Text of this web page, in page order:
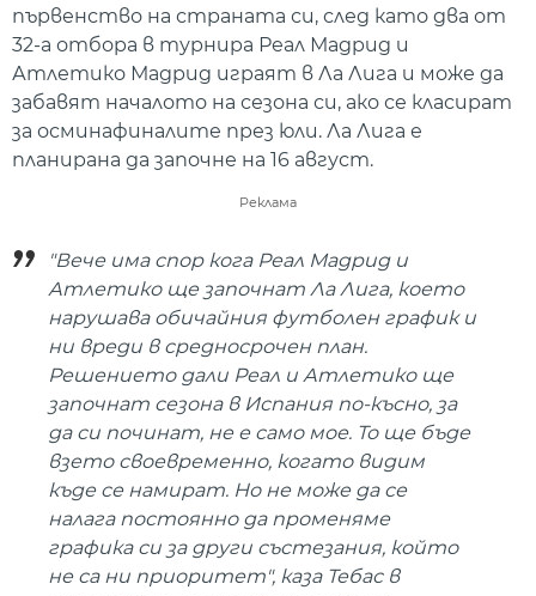
първенство на страната си, след като два от
32-а отбора в турнира Реал Мадрид и
Атлетико Мадрид играят в Ла Лига и може да
забавят началото на сезона си, ако се класират
за осминафиналите през юли. Ла Лига е
планирана да започне на 16 август.
Реклама
"Вече има спор кога Реал Мадрид и
Атлетико ще започнат Ла Лига, което
нарушава обичайния футболен график и
ни вреди в средносрочен план.
Решението дали Реал и Атлетико ще
започнат сезона в Испания по-късно, за
да си починат, не е само мое. То ще бъде
взето своевременно, когато видим
къде се намират. Но не може да се
налага постоянно да променяме
графика си за други състезания, който
не са ни приоритет", каза Тебас в